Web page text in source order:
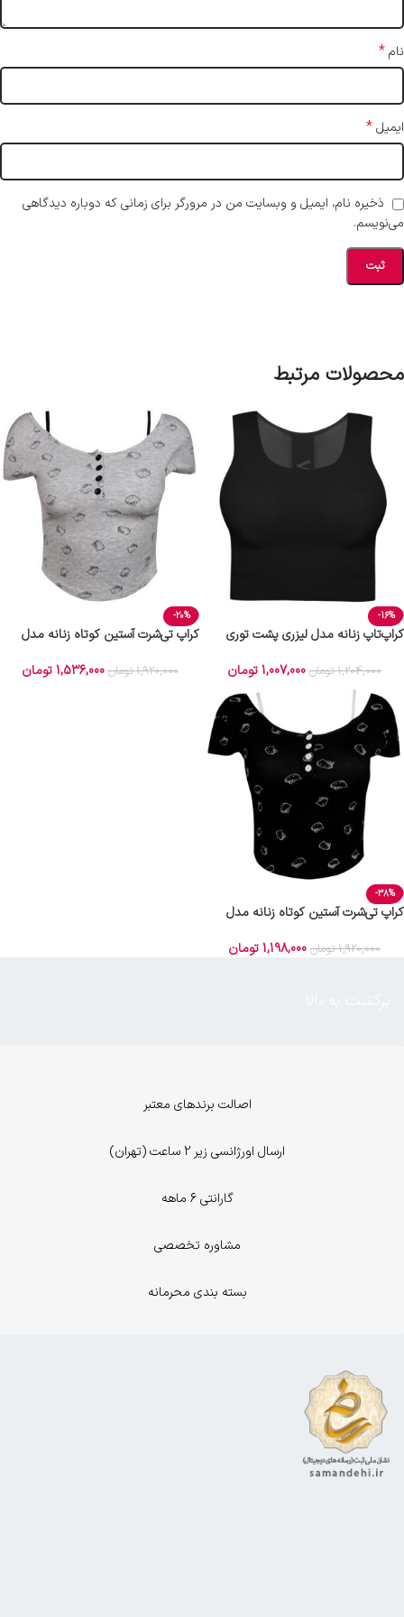
نام*
ایمیل*
ذخیره نام، ایمیل و وبسایت من در مرورگر برای زمانی که دوباره دیدگاهی
می‌نویسم.
محصولات مرتبط
-16%
کراپ‌تاپ زنانه مدل لیزری پشت توری
1,204,000 تومان 1,007,000تومان
-20%
کراپ‌ تی‌شرت آستین کوتاه زنانه مدل
1,920,000 تومان 1,536,000 تومان
-38%
کراپ‌ تی‌شرت آستین کوتاه زنانه مدل
1,920,000 تومان 1,198,000تومان
اصالت برندهای معتبر
ارسال اورژانسی زیر 2 ساعت (تهران)
گارانتی 6 ماهه
مشاوره تخصصی
بسته بندی محرمانه